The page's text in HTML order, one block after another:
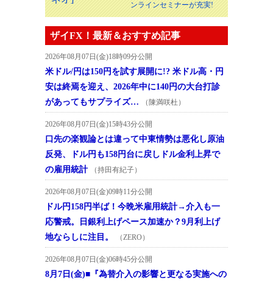
ンラインセミナーが充実!
ザイFX！最新＆おすすめ記事
2026年08月07日(金)18時09分公開
米ドル/円は150円を試す展開に!? 米ドル高・円
安は終焉を迎え、2026年中に140円の大台打診
があってもサプライズ…
（陳満咲杜）
2026年08月07日(金)15時43分公開
口先の楽観論とは違って中東情勢は悪化し原油
反発、ドル円も158円台に戻しドル金利上昇で
の雇用統計
（持田有紀子）
2026年08月07日(金)09時11分公開
ドル円158円半ば！今晩米雇用統計→介入も一
応警戒。日銀利上げペース加速か？9月利上げ
地ならしに注目。
（ZERO）
2026年08月07日(金)06時45分公開
8月7日(金)■『為替介入の影響と更なる実施への